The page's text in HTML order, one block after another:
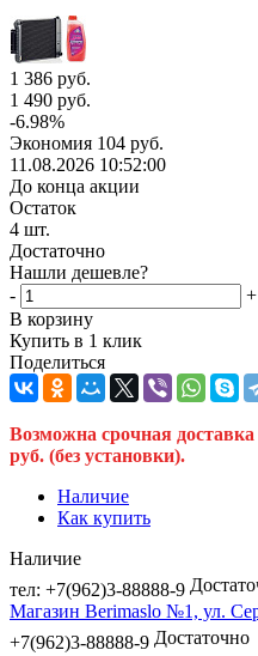
1 386 руб.
1 490 руб.
-6.98%
Экономия 104 руб.
11.08.2026 10:52:00
До конца акции
Остаток
4 шт.
Достаточно
Нашли дешевле?
-
+
В корзину
Купить в 1 клик
Поделиться
Возможна срочная
руб. (без установки).
Наличие
Как купить
Наличие
тел: +7(962)3-88888-9
Магазин Berimaslo №1, ул.
+7(962)3-88888-9 Достаточно